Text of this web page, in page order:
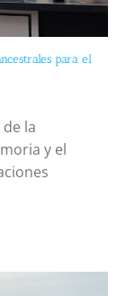
para el
la
y el